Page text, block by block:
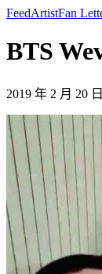
FeedArtistFan
BTS
2019 年 2 月 20 日